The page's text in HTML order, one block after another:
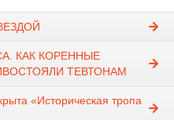
КАК КОРЕННЫЕ
ТЕВТОНАМ
«Историческая тропа